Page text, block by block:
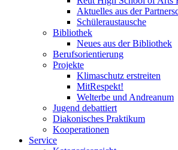
Aktuelles aus der
Schüleraustausche
Bibliothek
Neues aus der Bibliothek
Berufsorientierung
Projekte
Klimaschutz erstreiten
MitRespekt!
Welterbe und Andreanum
Jugend debattiert
Diakonisches Praktikum
Kooperationen
Service